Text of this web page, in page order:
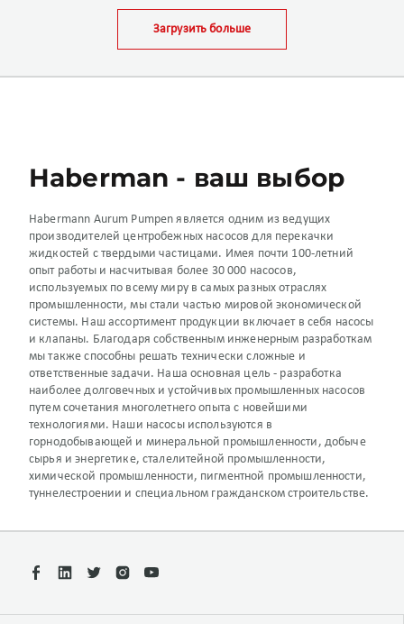
Загрузить больше
Haberman - ваш выбор
Habermann Aurum Pumpen является одним из ведущих
производителей центробежных насосов для перекачки
жидкостей с твердыми частицами. Имея почти 100-летний
опыт работы и насчитывая более 30 000 насосов,
используемых по всему миру в самых разных отраслях
промышленности, мы стали частью мировой экономической
системы. Наш ассортимент продукции включает в себя насосы
и клапаны. Благодаря собственным инженерным разработкам
мы также способны решать технически сложные и
ответственные задачи. Наша основная цель - разработка
наиболее долговечных и устойчивых промышленных насосов
путем сочетания многолетнего опыта с новейшими
технологиями. Наши насосы используются в
горнодобывающей и минеральной промышленности, добыче
сырья и энергетике, сталелитейной промышленности,
химической промышленности, пигментной промышленности,
туннелестроении и специальном гражданском строительстве.